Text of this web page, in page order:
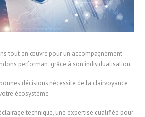
tout en œuvre pour un accompagnement
performant grâce à son individualisation.
décisions nécessite de la clairvoyance
écosystème.
technique, une expertise qualifiée pour